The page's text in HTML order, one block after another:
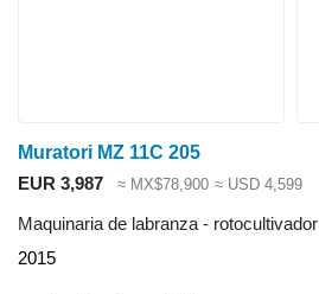
Muratori MZ 11C 205
EUR 3,987
≈ MX$78,900 ≈ USD 4,599
Maquinaria de labranza - rotocultivador
2015